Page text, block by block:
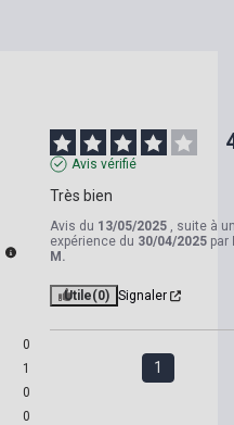
0
1
0
0
Avis vérifié
Très bien
Avis du 13/05/2025 , suite à
expérience du 30/04/2025 par
M.
Utile(0) Signaler
1